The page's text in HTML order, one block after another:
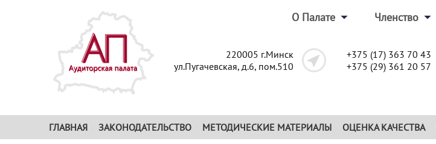
О Палате Членство
220005 г.Минск
ул.Пугачевская, д.6, пом.510
+375 (17) 363 70 43
+375 (29) 361 20 57
ГЛАВНАЯ ЗАКОНОДАТЕЛЬСТВО МЕТОДИЧЕСКИЕ МАТЕРИАЛЫ ОЦЕНКА КАЧЕСТВА